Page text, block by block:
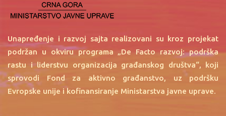
Unapređenje i razvoj sajta realizovani su kroz projekat
podržan u okviru programa „De Facto razvoj: podrška
rastu i liderstvu organizacija građanskog društva“, koji
sprovodi Fond za aktivno građanstvo, uz podršku
Evropske unije i kofinansiranje Ministarstva javne uprave.